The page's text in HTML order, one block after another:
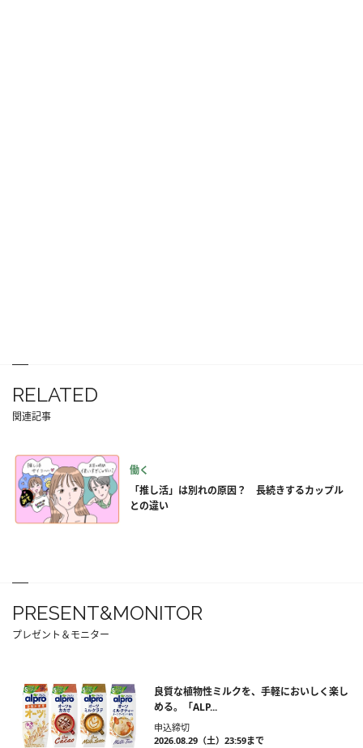
RELATED
関連記事
働く
「推し活」は別れの原因？ 長続きするカップル
との違い
PRESENT&MONITOR
プレゼント＆モニター
良質な植物性ミルクを、手軽においしく楽し
める。「ALP...
申込締切
2026.08.29（土）23:59まで